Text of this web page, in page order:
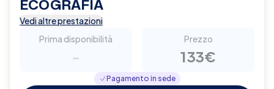
ECOGRAFIA
Vedi altre prestazioni
Prima disponibilità
-
Prezzo
133€
Pagamento in sede